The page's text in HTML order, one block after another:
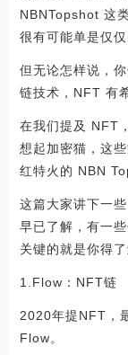
NBNTopshot 这
很有可能单是仅
但无论怎样说，
链技术，NFT 有
在我们提及 NFT
想起加密猫，这
红特火的 NBN
这篇大家讲下一
早已了解，有一
关键的就是你得
1.Flow：NFT链
2020年提NFT，
Flow。